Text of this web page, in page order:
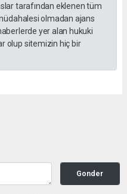
tarafından eklenen tüm
olmadan ajans
yer alan hukuki
olup sitemizin hiç bir
Gonder